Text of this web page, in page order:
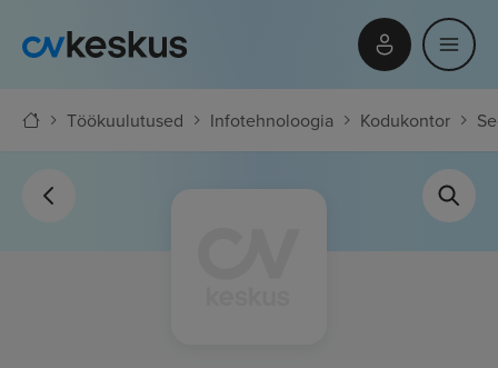
Töökuulutused Infotehnoloogia Kodukontor